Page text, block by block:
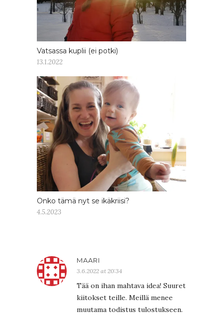
Vatsassa kuplii (ei potki)
13.1.2022
Onko tämä nyt se ikäkriisi?
4.5.2023
MAARI
3.6.2022 at 20:34
Tää on ihan mahtava idea! Suuret
kiitokset teille. Meillä menee
muutama todistus tulostukseen.